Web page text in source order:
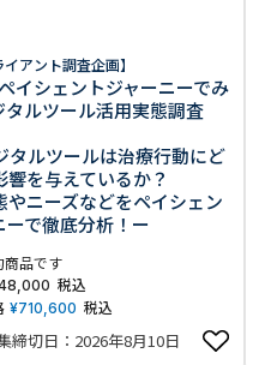
ンス
患者・ドクター調査
海外・グローバル調査
イアント調査企画】
シェントジャーニーでみ
タルツール活用実態調査
タルツールは治療行動にど
響を与えているか？
ニーズなどをペイシェン
ーで徹底分析！ー
商品です
税込
¥710,600 税込
締切日：2026年8月10日